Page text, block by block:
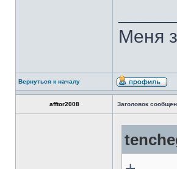
Меня
Вернуться к началу
afftor2008 Заголовок